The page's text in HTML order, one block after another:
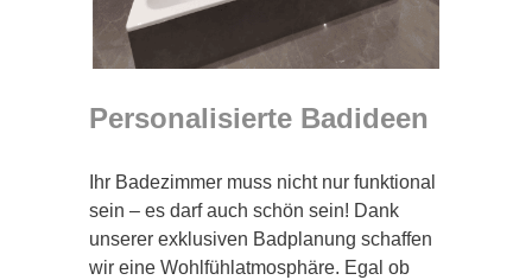
Personalisierte Badideen
Ihr Badezimmer muss nicht nur funktional
sein – es darf auch schön sein! Dank
unserer exklusiven Badplanung schaffen
wir eine Wohlfühlatmosphäre. Egal ob